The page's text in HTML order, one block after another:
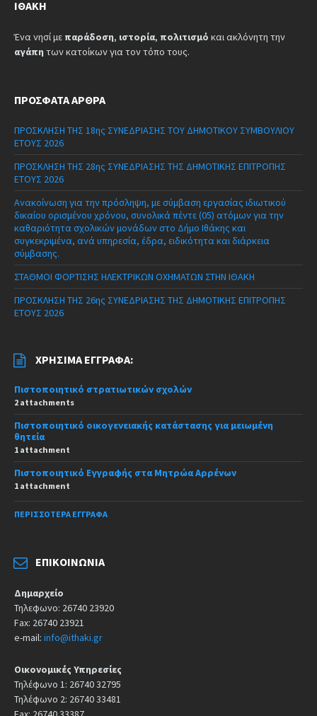
ΙΘΆΚΗ
Ένα νησί με παράδοση, ιστορία, πολιτισμό και ακλόνητη την
αγάπη των κατοίκων για τον τόπο τους.
ΠΡΌΣΦΑΤΑ ΆΡΘΡΑ
ΠΡΟΣΚΛΗΣΗ ΤΗΣ 18ης ΣΥΝΕΔΡΙΑΣΗΣ ΤΟΥ ΔΗΜΟΤΙΚΟΥ ΣΥΜΒΟΥΛΙΟΥ
ΕΤΟΥΣ 2026
ΠΡΟΣΚΛΗΣΗ ΤΗΣ 28ης ΣΥΝΕΔΡΙΑΣΗΣ ΤΗΣ ΔΗΜΟΤΙΚΗΣ ΕΠΙΤΡΟΠΗΣ
ΕΤΟΥΣ 2026
Ανακοίνωση για την πρόσληψη, με σύμβαση εργασίας ιδιωτικού
δικαίου ορισμένου χρόνου, συνολικά πέντε (05) ατόμων για την
καθαριότητα σχολικών μονάδων στο Δήμο Ιθάκης και
συγκεκριμένα, ανά υπηρεσία, έδρα, ειδικότητα και διάρκεια
σύμβασης.
ΣΤΑΘΜΟΙ ΦΟΡΤΙΣΗΣ ΗΛΕΚΤΡΙΚΩΝ ΟΧΗΜΑΤΩΝ ΣΤΗΝ ΙΘΑΚΗ
ΠΡΟΣΚΛΗΣΗ ΤΗΣ 26ης ΣΥΝΕΔΡΙΑΣΗΣ ΤΗΣ ΔΗΜΟΤΙΚΗΣ ΕΠΙΤΡΟΠΗΣ
ΕΤΟΥΣ 2026
ΧΡΉΣΙΜΑ ΈΓΓΡΑΦΑ:
Πιστοποιητικό στρατιωτικών σχολών
2 attachments
Πιστοποιητικό οικογενειακής κατάστασης για μειωμένη
θητεία
1 attachment
Πιστοποιητικό Εγγραφής στα Μητρώα Αρρένων
1 attachment
ΠΕΡΙΣΣΌΤΕΡΑ ΈΓΓΡΑΦΑ
ΕΠΙΚΟΙΝΩΝΊΑ
Δημαρχείο
Τηλεφωνο: 26740 23920
Fax: 26740 23921
e-mail: info@ithaki.gr
Οικονομικές Υπηρεσίες
Τηλέφωνο 1: 26740 32795
Τηλέφωνο 2: 26740 33481